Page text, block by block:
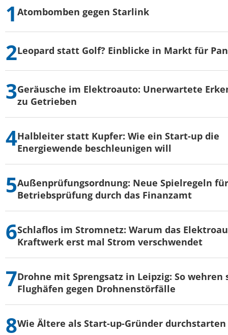
Atombomben gegen Starlink
Leopard statt Golf? Einblicke in Markt für
Geräusche im Elektroauto: Unerwartete
zu Getrieben
Halbleiter statt Kupfer: Wie ein Start-up die
Energiewende beschleunigen will
Außenprüfungsordnung: Neue Spielregeln
Betriebsprüfung durch das Finanzamt
Schlaflos im Stromnetz: Warum das
Kraftwerk erst mal Strom verschwendet
Drohne mit Sprengsatz in Leipzig: So wehren
Flughäfen gegen Drohnenstörfälle
Wie Ältere als Start-up-Gründer durchstarten